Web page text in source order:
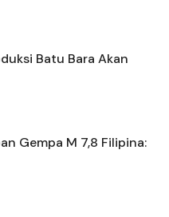
Batu Bara Akan
Gempa M 7,8 Filipina: